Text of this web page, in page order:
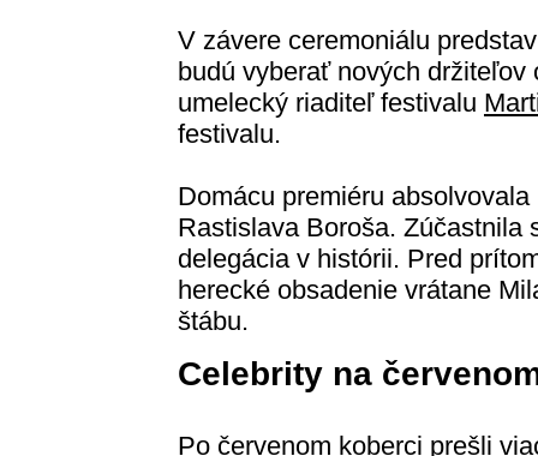
V závere ceremoniálu
budú vyberať nových
umelecký riaditeľ festivalu
festivalu.
Domácu premiéru
Rastislava Boroša. Zúčastnila
delegácia v histórii. Pred
herecké obsadenie vrátane
štábu.
Celebrity na
Po červenom koberci prešli